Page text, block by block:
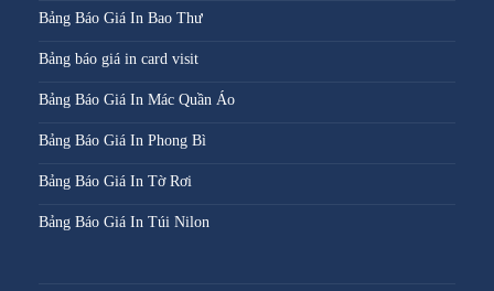
Bảng Báo Giá In Bao Thư
Bảng báo giá in card visit
Bảng Báo Giá In Mác Quần Áo
Bảng Báo Giá In Phong Bì
Bảng Báo Giá In Tờ Rơi
Bảng Báo Giá In Túi Nilon